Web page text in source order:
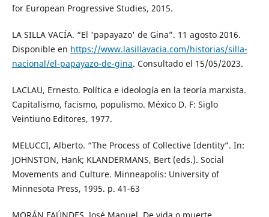
for European Progressive Studies, 2015.
LA SILLA VACÍA. “El 'papayazo' de Gina”. 11 agosto 2016.
Disponible en https://www.lasillavacia.com/historias/silla-
nacional/el-papayazo-de-gina. Consultado el 15/05/2023.
LACLAU, Ernesto. Política e ideología en la teoría marxista.
Capitalismo, facismo, populismo. México D. F: Siglo
Veintiuno Editores, 1977.
MELUCCI, Alberto. “The Process of Collective Identity”. In:
JOHNSTON, Hank; KLANDERMANS, Bert (eds.). Social
Movements and Culture. Minneapolis: University of
Minnesota Press, 1995. p. 41‑63